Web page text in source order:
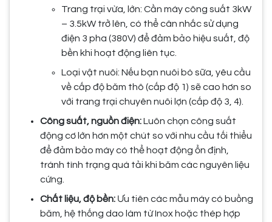
Trang trại vừa, lớn: Cần máy công suất 3kW
– 3.5kW trở lên, có thể cân nhắc sử dụng
điện 3 pha (380V) để đảm bảo hiệu suất, độ
bền khi hoạt động liên tục.
Loại vật nuôi: Nếu bạn nuôi bò sữa, yêu cầu
về cấp độ băm thô (cấp độ 1) sẽ cao hơn so
với trang trại chuyên nuôi lợn (cấp độ 3, 4).
Công suất, nguồn điện:Luôn chọn công suất
động cơ lớn hơn một chút so với nhu cầu tối thiểu
để đảm bảo máy có thể hoạt động ổn định,
tránh tình trạng quá tải khi băm các nguyên liệu
cứng.
Chất liệu, độ bền: Ưu tiên các mẫu máy có buồng
băm, hệ thống dao làm từ Inox hoặc thép hợp